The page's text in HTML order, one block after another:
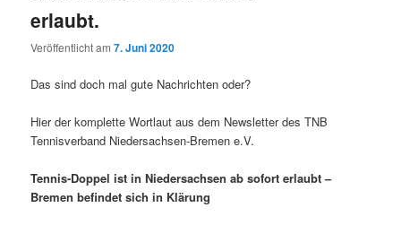
erlaubt.
Veröffentlicht am7. Juni 2020
Das sind doch mal gute Nachrichten oder?
Hier der komplette Wortlaut aus dem Newsletter des TNB
Tennisverband Niedersachsen-Bremen e.V.
Tennis-Doppel ist in Niedersachsen ab sofort erlaubt –
Bremen befindet sich in Klärung